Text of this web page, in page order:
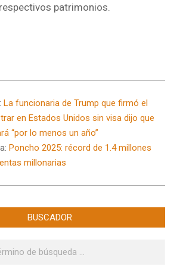
patrimonios.
La funcionaria de Trump que firmó el
en Estados Unidos sin visa dijo que
“por lo menos un año”
Poncho 2025: récord de 1.4 millones
millonarias
BUSCADOR